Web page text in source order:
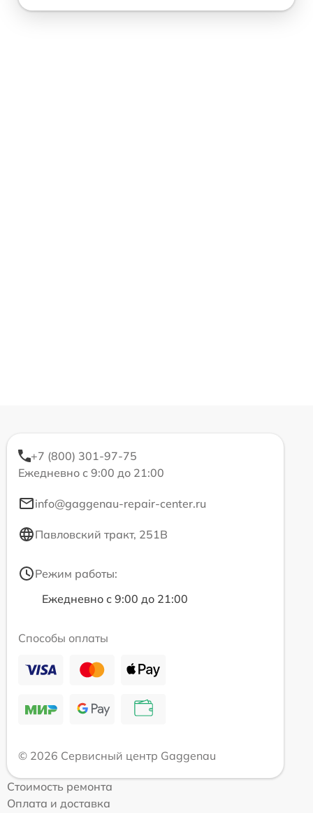
+7 (800) 301-97-75
Ежедневно с 9:00 до 21:00
info@gaggenau-repair-center.ru
Павловский тракт, 251В
Режим работы:
Ежедневно с 9:00 до 21:00
Способы оплаты
© 2026 Сервисный центр Gaggenau
Стоимость ремонта
Оплата и доставка